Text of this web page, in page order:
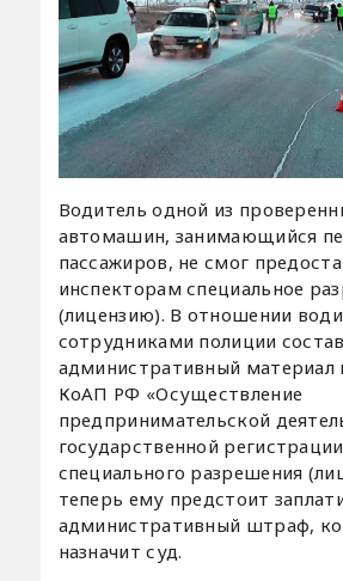
Водитель одной из
автомашин, занимающийся
пассажиров, не смог
инспекторам специальное
(лицензию). В отношении
сотрудниками полиции
административный материал
КоАП РФ «Осуществление
предпринимательской
государственной
специального разрешения
теперь ему предстоит
административный штраф,
назначит суд.